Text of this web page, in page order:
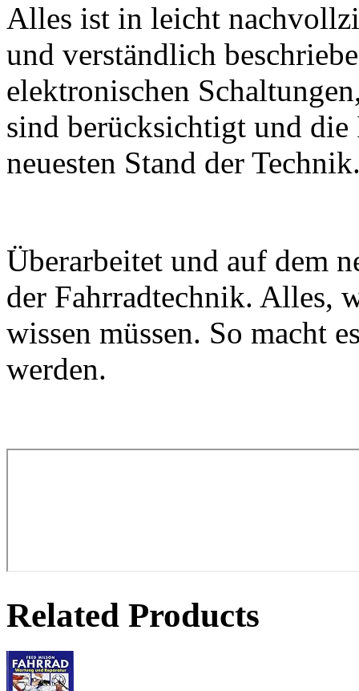
Alles ist in leicht
und verständlich
elektronischen
sind berücksichtigt und
neuesten Stand der
Überarbeitet und auf dem
der Fahrradtechnik. Alles,
wissen müssen. So macht
werden.
Related Products